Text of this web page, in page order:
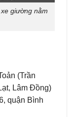
giường nằm
(Trần
Lâm Đồng)
quận Bình